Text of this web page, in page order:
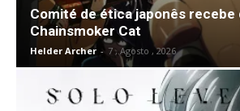
Comité de ética japonês recebe
Chainsmoker Cat
Helder Archer - 7 , Agosto , 2026